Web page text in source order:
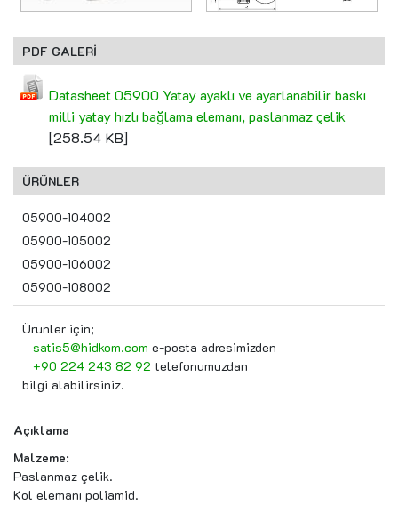
PDF GALERİ
Datasheet 05900 Yatay ayaklı ve ayarlanabilir baskı
milli yatay hızlı bağlama elemanı, paslanmaz çelik
[258.54 KB]
ÜRÜNLER
05900-104002
05900-105002
05900-106002
05900-108002
Ürünler için;
satis5@hidkom.com e-posta adresimizden
+90 224 243 82 92 telefonumuzdan
bilgi alabilirsiniz.
Açıklama
Malzeme:
Paslanmaz çelik.
Kol elemanı poliamid.